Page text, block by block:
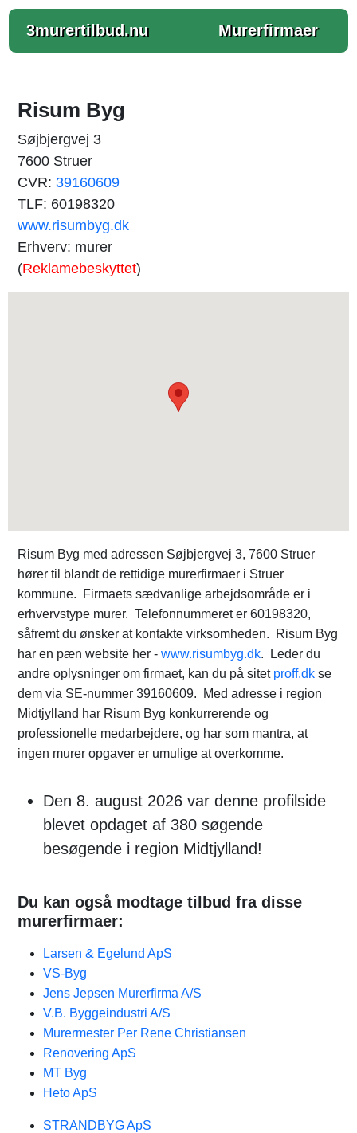
3murertilbud.nu Murerfirmaer
Risum Byg
Søjbjergvej 3
7600 Struer
CVR: 39160609
TLF: 60198320
www.risumbyg.dk
Erhverv: murer
(Reklamebeskyttet)
Risum Byg med adressen Søjbjergvej 3, 7600 Struer
hører til blandt de rettidige murerfirmaer i Struer
kommune. Firmaets sædvanlige arbejdsområde er i
erhvervstype murer. Telefonnummeret er 60198320,
såfremt du ønsker at kontakte virksomheden. Risum Byg
har en pæn website her - www.risumbyg.dk. Leder du
andre oplysninger om firmaet, kan du på sitet proff.dk se
dem via SE-nummer 39160609. Med adresse i region
Midtjylland har Risum Byg konkurrerende og
professionelle medarbejdere, og har som mantra, at
ingen murer opgaver er umulige at overkomme.
Den 8. august 2026 var denne profilside
blevet opdaget af 380 søgende
besøgende i region Midtjylland!
Du kan også modtage tilbud fra disse
murerfirmaer:
Larsen & Egelund ApS
VS-Byg
Jens Jepsen Murerfirma A/S
V.B. Byggeindustri A/S
Murermester Per Rene Christiansen
Renovering ApS
MT Byg
Heto ApS
STRANDBYG ApS